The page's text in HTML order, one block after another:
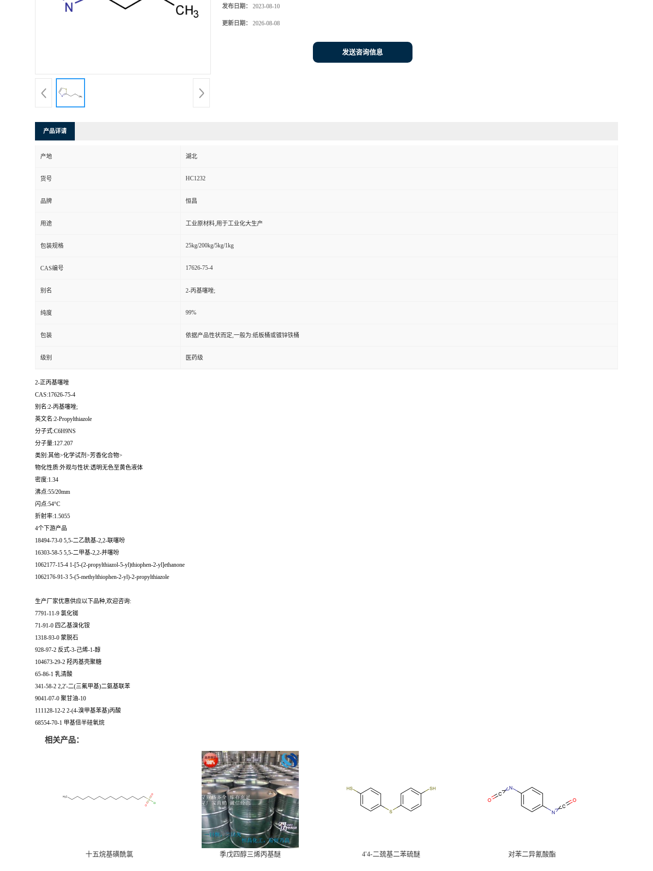
发布日期： 2023-08-10
更新日期： 2026-08-08
发送咨询信息
产品详请
产地 湖北
货号 HC1232
品牌 恒昌
用途 工业原材料,用于工业化大生产
包装规格 25kg/200kg/5kg/1kg
CAS编号 17626-75-4
别名 2-丙基噻唑;
纯度 99%
包装 依据产品性状而定,一般为:纸板桶或镀锌铁桶
级别 医药级
2-正丙基噻唑
CAS:17626-75-4
别名:2-丙基噻唑;
英文名:2-Propylthiazole
分子式:C6H9NS
分子量:127.207
类别:其他>化学试剂>芳香化合物>
物化性质:外观与性状:透明无色至黄色液体
密度:1.34
沸点:55/20mm
闪点:54°C
折射率:1.5055
4个下游产品
18494-73-0 5,5-二乙酰基-2,2-联噻吩
16303-58-5 5,5-二甲基-2,2-并噻吩
1062177-15-4 1-[5-(2-propylthiazol-5-yl)thiophen-2-yl]ethanone
1062176-91-3 5-(5-methylthiophen-2-yl)-2-propylthiazole
生产厂家优惠供应以下品种,欢迎咨询:
7791-11-9 氯化铷
71-91-0 四乙基溴化铵
1318-93-0 蒙脱石
928-97-2 反式-3-己烯-1-醇
104673-29-2 羟丙基壳聚糖
65-86-1 乳清酸
341-58-2 2,2'-二(三氟甲基)二氨基联苯
9041-07-0 聚甘油-10
111128-12-2 2-(4-溴甲基苯基)丙酸
68554-70-1 甲基倍半硅氧烷
相关产品：
十五烷基磺酰氯 季戊四醇三烯丙基醚 4'4-二巯基二苯硫醚 对苯二异氰酸酯